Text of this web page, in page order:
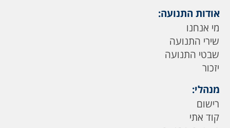
אודות התנועה:
מי אנחנו
שירי התנועה
שבטי התנועה
יזכור
מנהלי:
רישום
קוד אתי